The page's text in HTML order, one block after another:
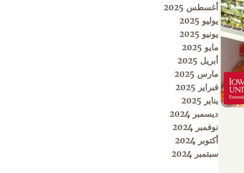
أغسطس 2025
يوليو 2025
يونيو 2025
مايو 2025
أبريل 2025
مارس 2025
فبراير 2025
يناير 2025
ديسمبر 2024
نوفمبر 2024
أكتوبر 2024
سبتمبر 2024